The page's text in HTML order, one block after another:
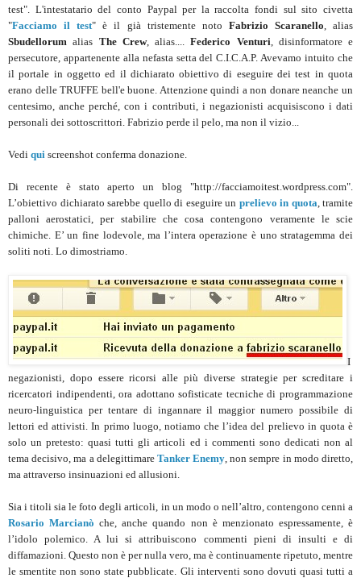
test". L'intestatario del conto Paypal per la raccolta fondi sul sito civetta
"Facciamo il test" è il già tristemente noto Fabrizio Scaranello , alias
Sbudellorum alias The Crew, alias....Federico Venturi , disinformatore e
persecutore, appartenente alla nefasta setta del C.I.C.A.P. Avevamo intuito che
il portale in oggetto ed il dichiarato obiettivo di eseguire dei test in quota
erano delle TRUFFE bell'e buone. Attenzione quindi a non donare neanche un
centesimo, anche perché, con i contributi, i negazionisti acquisiscono i dati
personali dei sottoscrittori. Fabrizio perde il pelo, ma non il vizio...
Vedi qui screenshot conferma donazione.
Di recente è stato aperto un blog "http://facciamoitest.wordpress.com".
L’obiettivo dichiarato sarebbe quello di eseguire un prelievo in quota , tramite
palloni aerostatici, per stabilire che cosa contengono veramente le scie
chimiche. E’ un fine lodevole, ma l’intera operazione è uno stratagemma dei
soliti noti. Lo dimostriamo.
I
negazionisti, dopo essere ricorsi alle più diverse strategie per screditare i
ricercatori indipendenti, ora adottano sofisticate tecniche di programmazione
neuro-linguistica per tentare di ingannare il maggior numero possibile di
lettori ed attivisti. In primo luogo, notiamo che l’idea del prelievo in quota è
solo un pretesto: quasi tutti gli articoli ed i commenti sono dedicati non al
tema decisivo, ma a delegittimare Tanker Enemy , non sempre in modo diretto,
ma attraverso insinuazioni ed allusioni.
Sia i titoli sia le foto degli articoli, in un modo o nell’altro, contengono cenni a
Rosario Marcianò che, anche quando non è menzionato espressamente, è
l’idolo polemico. A lui si attribuiscono commenti pieni di insulti e di
diffamazioni. Questo non è per nulla vero, ma è continuamente ripetuto, mentre
le smentite non sono state pubblicate. Gli interventi sono dovuti quasi tutti a